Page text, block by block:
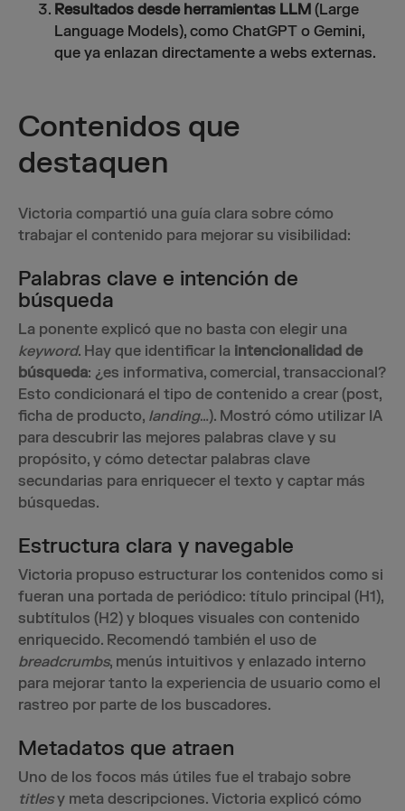
Resultados desde herramientas LLM (Large
Language Models), como ChatGPT o Gemini,
que ya enlazan directamente a webs externas.
Contenidos que
destaquen
Victoria compartió una guía clara sobre cómo
trabajar el contenido para mejorar su visibilidad:
Palabras clave e intención de
búsqueda
La ponente explicó que no basta con elegir una
keyword. Hay que identificar la intencionalidad de
búsqueda: ¿es informativa, comercial, transaccional?
Esto condicionará el tipo de contenido a crear (post,
ficha de producto, landing…). Mostró cómo utilizar IA
para descubrir las mejores palabras clave y su
propósito, y cómo detectar palabras clave
secundarias para enriquecer el texto y captar más
búsquedas.
Estructura clara y navegable
Victoria propuso estructurar los contenidos como si
fueran una portada de periódico: título principal (H1),
subtítulos (H2) y bloques visuales con contenido
enriquecido. Recomendó también el uso de
breadcrumbs, menús intuitivos y enlazado interno
para mejorar tanto la experiencia de usuario como el
rastreo por parte de los buscadores.
Metadatos que atraen
Uno de los focos más útiles fue el trabajo sobre
titlesy meta descripciones. Victoria explicó cómo